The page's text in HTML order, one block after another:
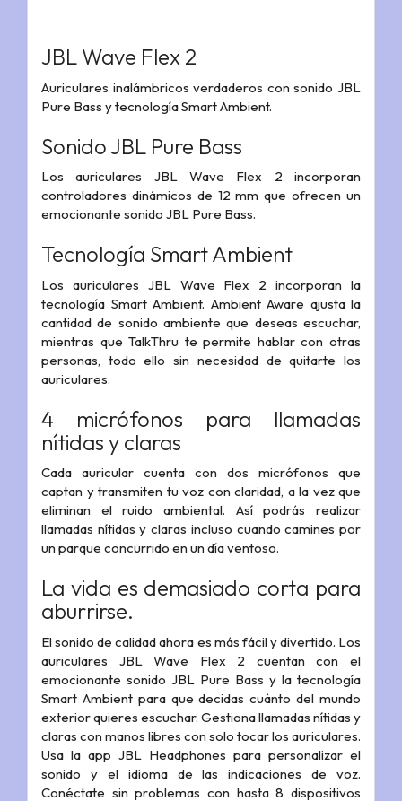
JBL Wave Flex 2
Auriculares inalámbricos verdaderos con sonido JBL
Pure Bass y tecnología Smart Ambient.
Sonido JBL Pure Bass
Los auriculares JBL Wave Flex 2 incorporan
controladores dinámicos de 12 mm que ofrecen un
emocionante sonido JBL Pure Bass.
Tecnología Smart Ambient
Los auriculares JBL Wave Flex 2 incorporan la
tecnología Smart Ambient. Ambient Aware ajusta la
cantidad de sonido ambiente que deseas escuchar,
mientras que TalkThru te permite hablar con otras
personas, todo ello sin necesidad de quitarte los
auriculares.
4 micrófonos para llamadas
nítidas y claras
Cada auricular cuenta con dos micrófonos que
captan y transmiten tu voz con claridad, a la vez que
eliminan el ruido ambiental. Así podrás realizar
llamadas nítidas y claras incluso cuando camines por
un parque concurrido en un día ventoso.
La vida es demasiado corta para
aburrirse.
El sonido de calidad ahora es más fácil y divertido. Los
auriculares JBL Wave Flex 2 cuentan con el
emocionante sonido JBL Pure Bass y la tecnología
Smart Ambient para que decidas cuánto del mundo
exterior quieres escuchar. Gestiona llamadas nítidas y
claras con manos libres con solo tocar los auriculares.
Usa la app JBL Headphones para personalizar el
sonido y el idioma de las indicaciones de voz.
Conéctate sin problemas con hasta 8 dispositivos